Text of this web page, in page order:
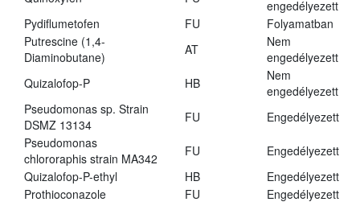
engedélyezett
Pydiflumetofen
FU
Folyamatban
Putrescine (1,4-
Diaminobutane)
AT
Nem
engedélyezett
Quizalofop-P
HB
Nem
engedélyezett
Pseudomonas sp. Strain
DSMZ 13134
FU
Engedélyezett
Pseudomonas
chlororaphis strain MA342
FU
Engedélyezett
Quizalofop-P-ethyl
HB
Engedélyezett
Prothioconazole
FU
Engedélyezett